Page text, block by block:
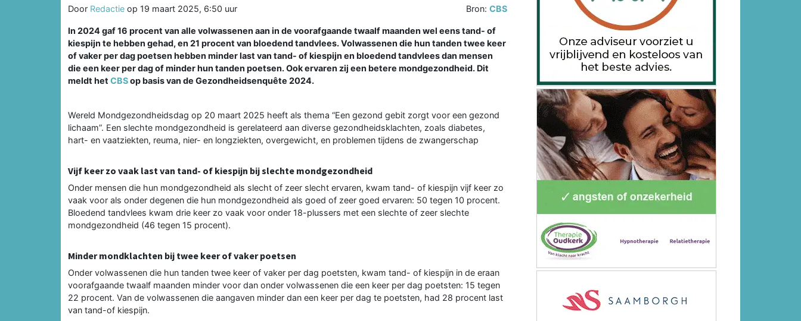
Door Redactie op 19 maart 2025, 6:50 uur Bron:CBS
In 2024 gaf 16 procent van alle volwassenen aan in de voorafgaande twaalf maanden wel eens tand- of
kiespijn te hebben gehad, en 21 procent van bloedend tandvlees. Volwassenen die hun tanden twee keer
of vaker per dag poetsen hebben minder last van tand- of kiespijn en bloedend tandvlees dan mensen
die een keer per dag of minder hun tanden poetsen. Ook ervaren zij een betere mondgezondheid. Dit
meldt het CBSop basis van de Gezondheidsenquête 2024.
Wereld Mondgezondheidsdag op 20 maart 2025 heeft als thema “Een gezond gebit zorgt voor een gezond
lichaam”. Een slechte mondgezondheid is gerelateerd aan diverse gezondheidsklachten, zoals diabetes,
hart- en vaatziekten, reuma, nier- en longziekten, overgewicht, en problemen tijdens de zwangerschap
Vijf keer zo vaak last van tand- of kiespijn bij slechte mondgezondheid
Onder mensen die hun mondgezondheid als slecht of zeer slecht ervaren, kwam tand- of kiespijn vijf keer zo
vaak voor als onder degenen die hun mondgezondheid als goed of zeer goed ervaren: 50 tegen 10 procent.
Bloedend tandvlees kwam drie keer zo vaak voor onder 18-plussers met een slechte of zeer slechte
mondgezondheid (46 tegen 15 procent).
Minder mondklachten bij twee keer of vaker poetsen
Onder volwassenen die hun tanden twee keer of vaker per dag poetsten, kwam tand- of kiespijn in de eraan
voorafgaande twaalf maanden minder voor dan onder volwassenen die een keer per dag poetsten: 15 tegen
22 procent. Van de volwassenen die aangaven minder dan een keer per dag te poetsten, had 28 procent last
van tand-of kiespijn.